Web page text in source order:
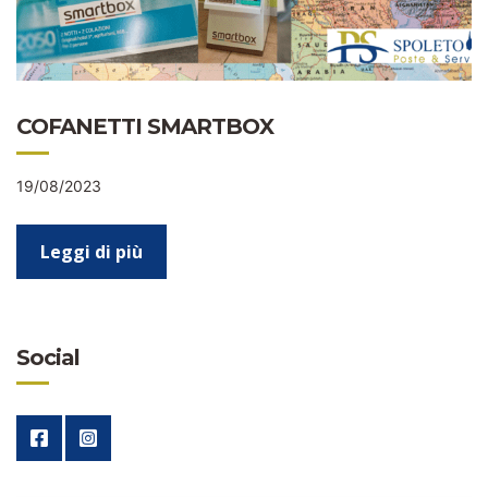
COFANETTI SMARTBOX
19/08/2023
Leggi di più
Social